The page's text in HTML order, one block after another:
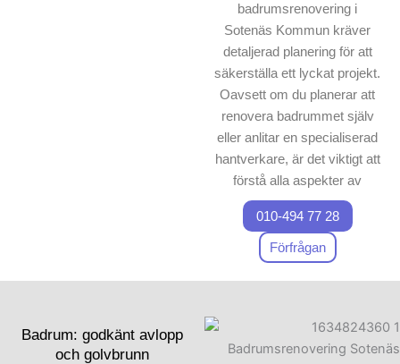
badrumsrenovering i
Sotenäs Kommun kräver
detaljerad planering för att
säkerställa ett lyckat projekt.
Oavsett om du planerar att
renovera badrummet själv
eller anlitar en specialiserad
hantverkare, är det viktigt att
förstå alla aspekter av
badrumsrenovering. Första
steget när du ska renovera
ett badrum är att ha en
strukturerad strategi och
optimera badrummets
funktionalitet och stil. Kanske
010-494 77 28
Förfrågan
Badrum: godkänt avlopp
och golvbrunn